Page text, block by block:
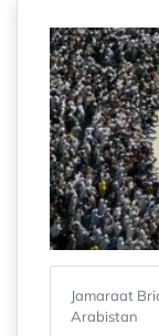
Jamaraat
Arabistan